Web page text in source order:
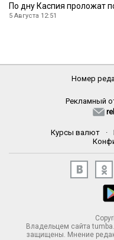
По дну Каспия проложат
5 Августа 12:51
Номер
Рекламный
Курсы валют ·
Владельцем сайта
защищены. Мнение